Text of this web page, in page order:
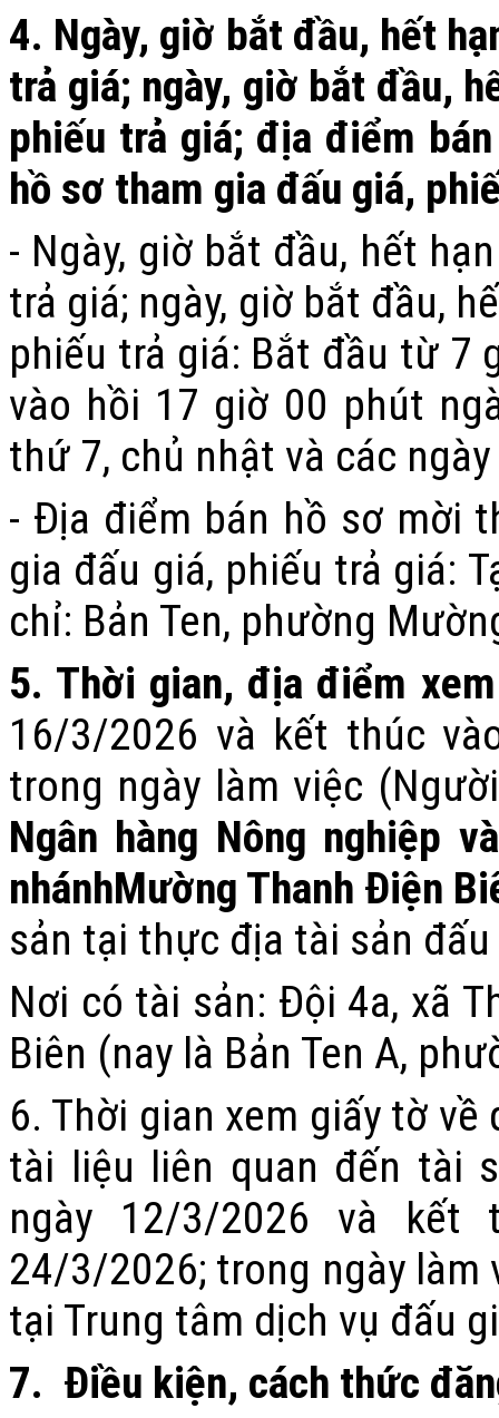
4. Ngày, giờ bắt đầu, hết
trả giá; ngày, giờ bắt đầu,
phiếu trả giá; địa điểm
hồ sơ tham gia đấu giá,
- Ngày, giờ bắt đầu, hết
trả giá; ngày, giờ bắt đầu,
phiếu trả giá: Bắt đầu từ 7
vào hồi 17 giờ 00 phút
thứ 7, chủ nhật và các
- Địa điểm bán hồ sơ mời
gia đấu giá, phiếu trả giá:
chỉ: Bản Ten, phường
5. Thời gian, địa điểm
16/3/2026 và kết thúc
trong ngày làm việc (
Ngân hàng Nông nghiệp
nhánhMường Thanh Điện
sản tại thực địa tài sản
Nơi có tài sản: Đội 4a, xã
Biên (nay là Bản Ten A,
6. Thời gian xem giấy tờ
tài liệu liên quan đến tài
ngày 12/3/2026 và kết
24/3/2026; trong ngày
tại Trung tâm dịch vụ đấu
7. Điều kiện, cách thức